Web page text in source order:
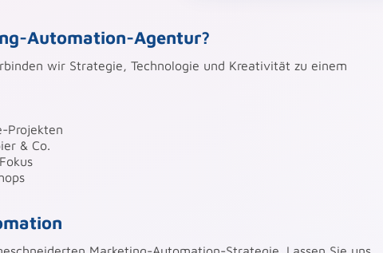
Automation-Agentur?
wir Strategie, Technologie und Kreativität zu einem
Projekten
& Co.